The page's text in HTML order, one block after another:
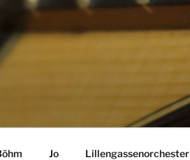
Jo Lillengassenorchester